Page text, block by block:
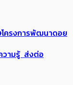
ครงการพัฒนาดอย
วามรู้ ส่งต่อ